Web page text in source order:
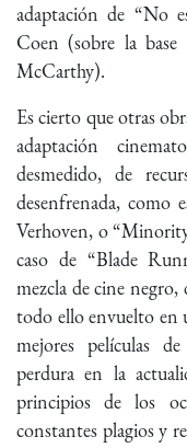
adaptación de “No
Coen (sobre la
McCarthy).
Es cierto que otras
adaptación
desmedido, de
desenfrenada, como
Verhoven, o
caso de “Blade
mezcla de cine
todo ello envuelto en
mejores películas
perdura en la
principios de los
constantes plagios y